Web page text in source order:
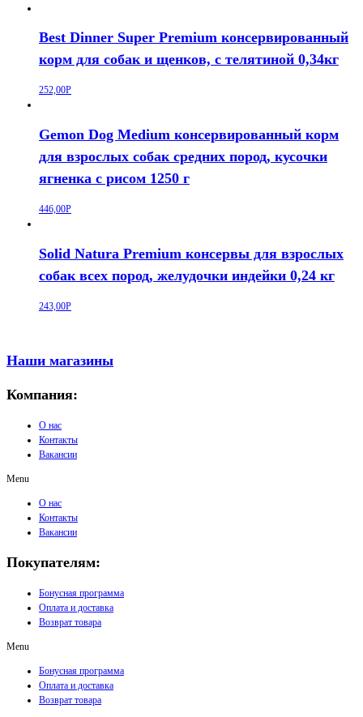
Best Dinner Super Premium консервированный
корм для собак и щенков, с телятиной 0,34кг
252,00Р
Gemon Dog Medium консервированный корм
для взрослых собак средних пород, кусочки
ягненка с рисом 1250 г
446,00Р
Solid Natura Premium консервы для взрослых
собак всех пород, желудочки индейки 0,24 кг
243,00Р
Наши магазины
Компания:
О нас
Контакты
Вакансии
Menu
О нас
Контакты
Вакансии
Покупателям:
Бонусная программа
Оплата и доставка
Возврат товара
Menu
Бонусная программа
Оплата и доставка
Возврат товара